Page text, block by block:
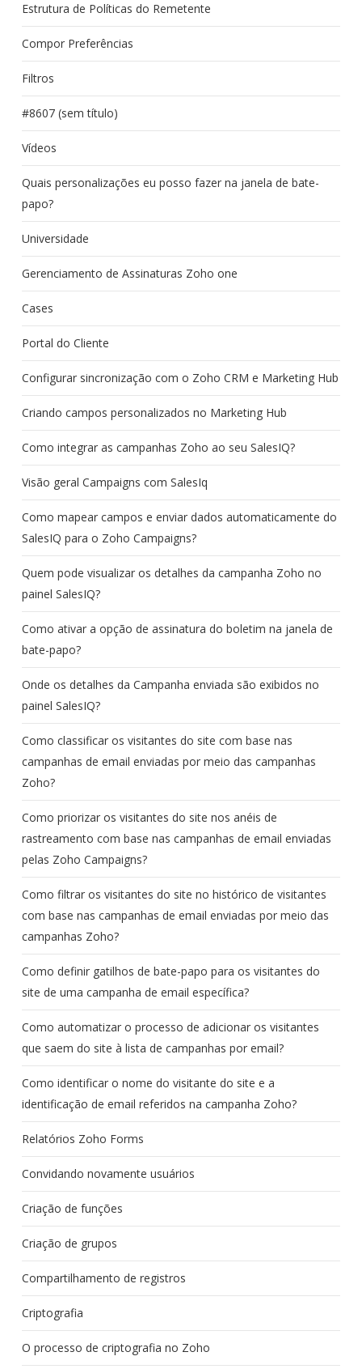
Estrutura de Políticas do Remetente
Compor Preferências
Filtros
#8607 (sem título)
Vídeos
Quais personalizações eu posso fazer na janela de bate-
papo?
Universidade
Gerenciamento de Assinaturas Zoho one
Cases
Portal do Cliente
Configurar sincronização com o Zoho CRM e Marketing Hub
Criando campos personalizados no Marketing Hub
Como integrar as campanhas Zoho ao seu SalesIQ?
Visão geral Campaigns com SalesIq
Como mapear campos e enviar dados automaticamente do
SalesIQ para o Zoho Campaigns?
Quem pode visualizar os detalhes da campanha Zoho no
painel SalesIQ?
Como ativar a opção de assinatura do boletim na janela de
bate-papo?
Onde os detalhes da Campanha enviada são exibidos no
painel SalesIQ?
Como classificar os visitantes do site com base nas
campanhas de email enviadas por meio das campanhas
Zoho?
Como priorizar os visitantes do site nos anéis de
rastreamento com base nas campanhas de email enviadas
pelas Zoho Campaigns?
Como filtrar os visitantes do site no histórico de visitantes
com base nas campanhas de email enviadas por meio das
campanhas Zoho?
Como definir gatilhos de bate-papo para os visitantes do
site de uma campanha de email específica?
Como automatizar o processo de adicionar os visitantes
que saem do site à lista de campanhas por email?
Como identificar o nome do visitante do site e a
identificação de email referidos na campanha Zoho?
Relatórios Zoho Forms
Convidando novamente usuários
Criação de funções
Criação de grupos
Compartilhamento de registros
Criptografia
O processo de criptografia no Zoho